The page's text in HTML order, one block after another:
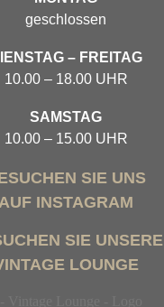
geschlossen
– FREITAG
10.00 – 18.00 UHR
SAMSTAG
10.00 – 15.00 UHR
SIE UNS
AUF INSTAGRAM
SIE UNSERE
LOUNGE